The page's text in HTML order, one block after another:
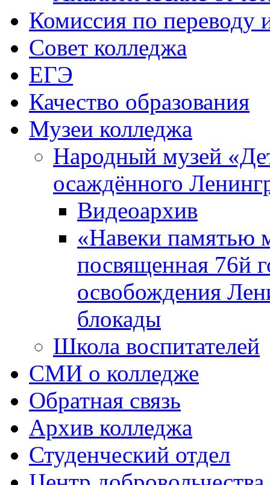
Комиссия по переводу
Совет колледжа
ЕГЭ
Качество образования
Музеи колледжа
Народный музей
осаждённого
Видеоархив
«Навеки памятью
посвященная 76й
освобождения
блокады
Школа воспитателей
СМИ о колледже
Обратная связь
Архив колледжа
Студенческий отдел